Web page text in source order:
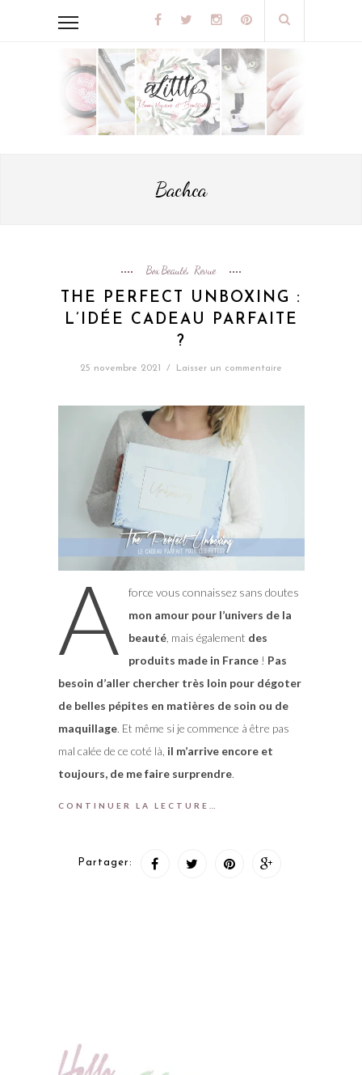
Bachca
Box Beauté, Revue
THE PERFECT UNBOXING :
L’IDÉE CADEAU PARFAITE
?
25 novembre 2021 / Laisser un commentaire
A
force vous connaissez sans doutes
mon amour pour l’univers de la
beauté , mais également des
produits made in France ! Pas
besoin d’aller chercher très loin pour dégoter
de belles pépites en matières de soin ou de
maquillage. Et même si je commence à être pas
mal calée de ce coté là, il m’arrive encore et
toujours, de me faire surprendre.
CONTINUER LA LECTURE…
Partager: